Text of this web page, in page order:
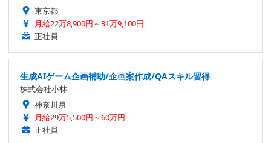
東京都
月給22万8,900円～31万9,100円
正社員
生成AIゲーム企画補助/企画案作成/QAスキル習得
株式会社小林
神奈川県
月給29万5,500円～60万円
正社員